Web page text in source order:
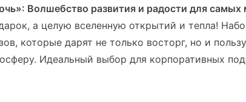
Волшебство развития и радости для самых
а целую вселенную открытий и тепла!
которые дарят не только восторг, но и
Идеальный выбор для корпоративных